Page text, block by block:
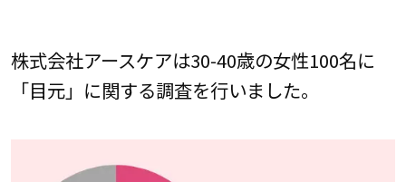
株式会社アースケアは30-40歳の女性100名に
「目元」に関する調査を行いました。